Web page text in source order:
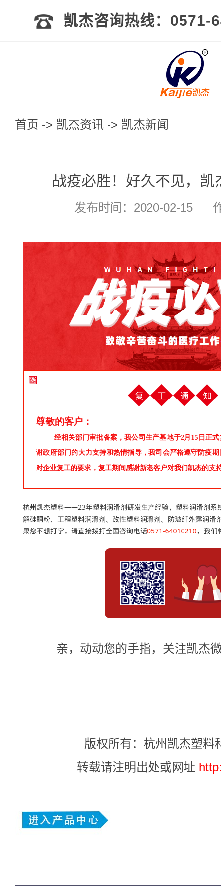
凯杰咨询热线：0571-
首页 -> 凯杰资讯 -> 凯杰新闻
战疫必胜！好久不见，凯
发布时间：2020-02-15
亲，动动您的手指，关注凯杰
版权所有：杭州凯杰塑料
转载请注明出处或网址